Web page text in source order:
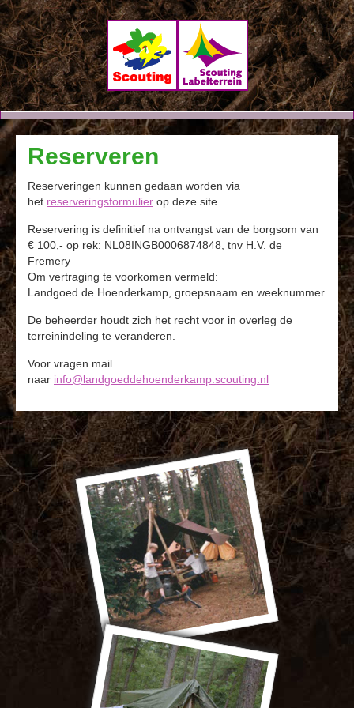
Landgoed
De Hoenderkamp
Reserveren
Reserveringen kunnen gedaan worden via
het reserveringsformulier op deze site.
Reservering is definitief na ontvangst van de borgsom van
€ 100,- op rek: NL08INGB0006874848, tnv H.V. de
Fremery
Om vertraging te voorkomen vermeld:
Landgoed de Hoenderkamp, groepsnaam en weeknummer
De beheerder houdt zich het recht voor in overleg de
terreinindeling te veranderen.
Voor vragen mail
naar info@landgoeddehoenderkamp.scouting.nl